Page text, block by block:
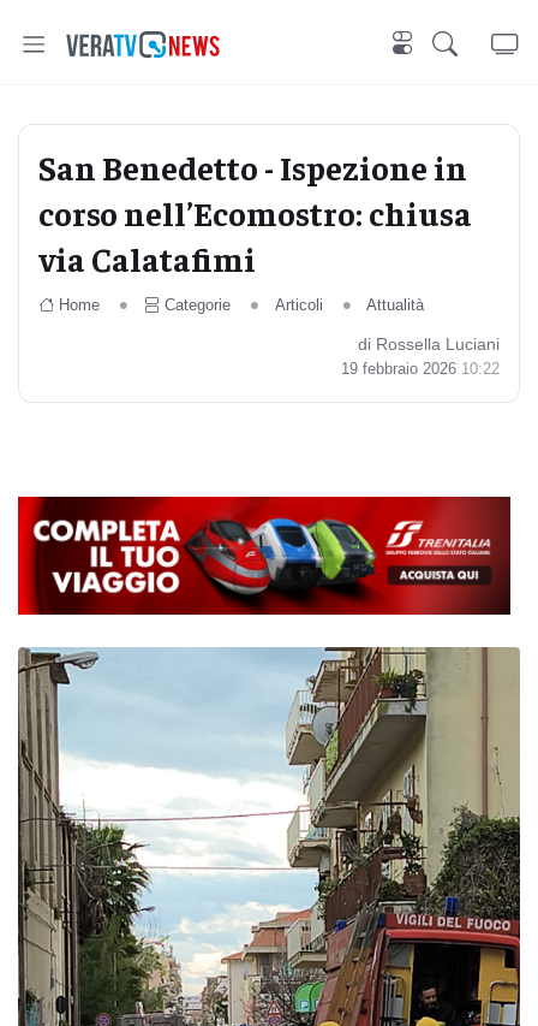
San Benedetto - Ispezione in
corso nell’Ecomostro: chiusa
via Calatafimi
Home Categorie Articoli Attualità
di Rossella Luciani
19 febbraio 2026 10:22